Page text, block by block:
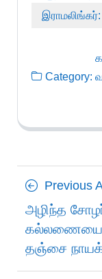
Category:
Posts
Previous
அழிந்த
கல்லணையை
தஞ்சை